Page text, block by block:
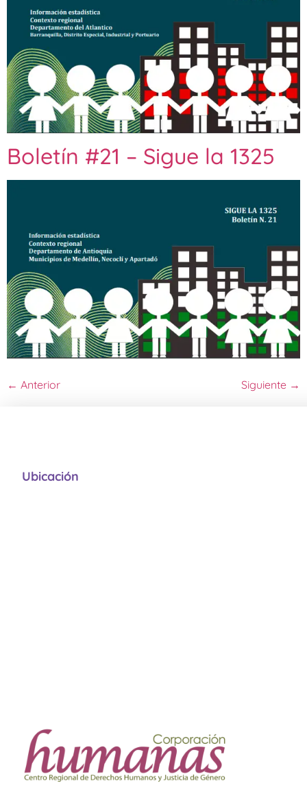
Boletín #21 – Sigue la 1325
← Anterior Siguiente →
Ubicación